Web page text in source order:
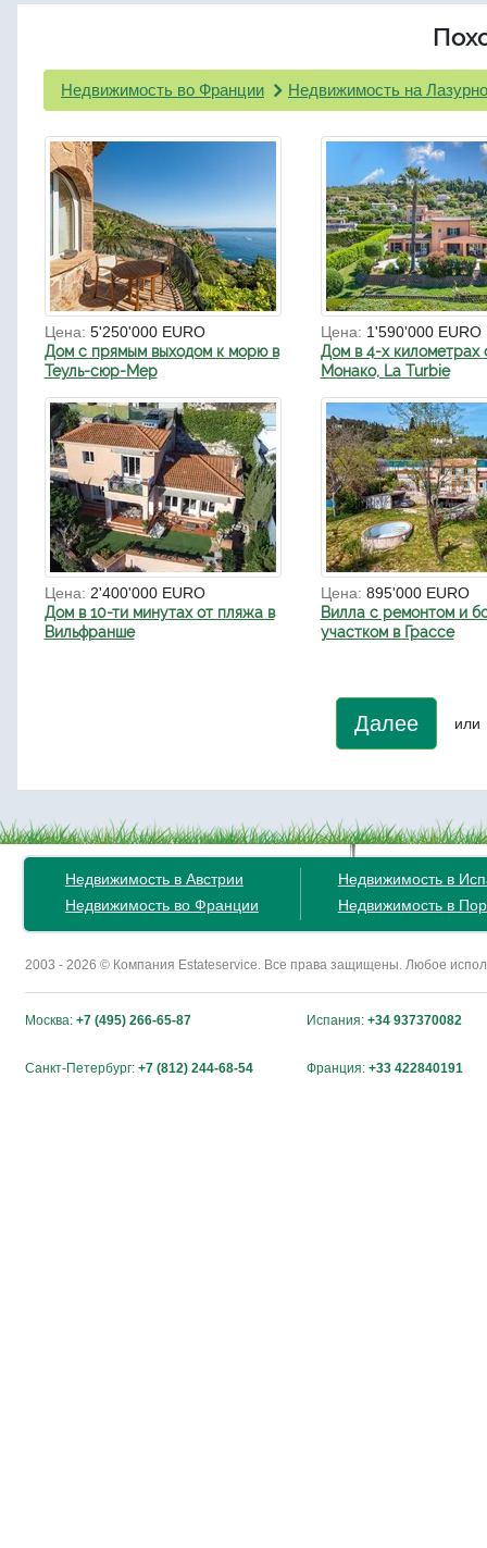
Недвижимость во Франции Недвижимость на
Цена: 5'250'000 EURO
Дом с прямым выходом к морю в
Теуль-сюр-Мер
Цена: 1'590'000 EURO
Дом в 4-х километрах
Монако, La Turbie
Цена: 2'400'000 EURO
Дом в 10-ти минутах от пляжа в
Вильфранше
Цена: 895'000 EURO
Вилла с ремонтом и
участком в Грассе
Далее или
Недвижимость в Австрии
Недвижимость во Франции
Недвижимость в
Недвижимость в
2003 - 2026 © Компания Estateservice. Все права защищены. Любое
Москва: +7 (495) 266-65-87 Испания: +34 937370082
Санкт-Петербург: +7 (812) 244-68-54 Франция: +33 422840191